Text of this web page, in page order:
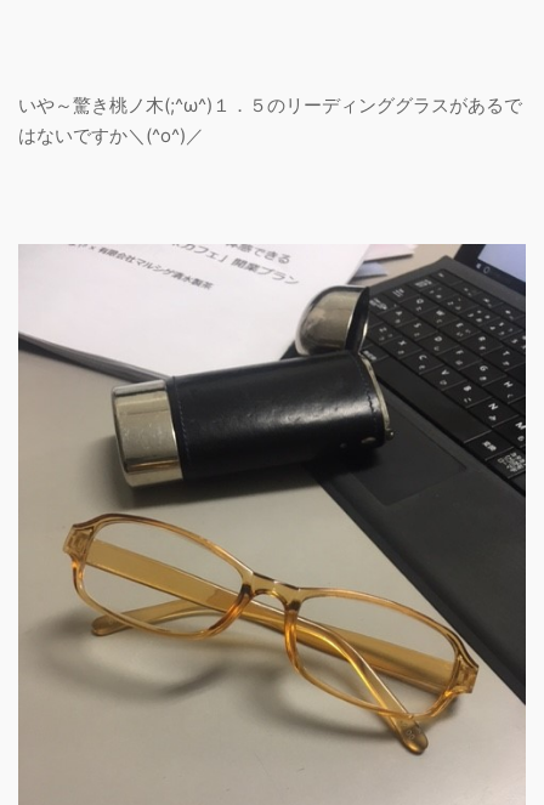
いや～驚き桃ノ木(;^ω^)１．５のリーディンググラスがあるで
はないですか＼(^o^)／